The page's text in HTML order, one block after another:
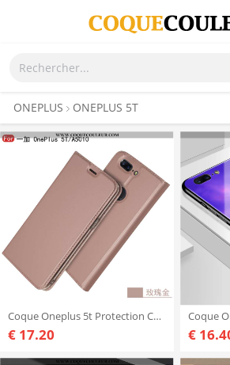
ONEPLUS ONEPLUS 5T
Coque Oneplus 5t Protection Carte Coque, Housse Oneplus 5t Cuir Tout Compris Rose
€ 17.20 €